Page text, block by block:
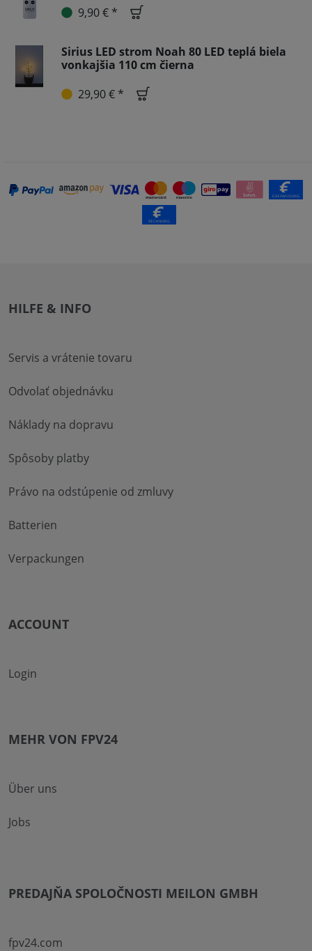
9,90 € *
Sirius LED strom Noah 80 LED teplá biela
vonkajšia 110 cm čierna
29,90 € *
HILFE & INFO
Servis a vrátenie tovaru
Odvolať objednávku
Náklady na dopravu
Spôsoby platby
Právo na odstúpenie od zmluvy
Batterien
Verpackungen
ACCOUNT
Login
MEHR VON FPV24
Über uns
Jobs
PREDAJŇA SPOLOČNOSTI MEILON GMBH
fpv24.com